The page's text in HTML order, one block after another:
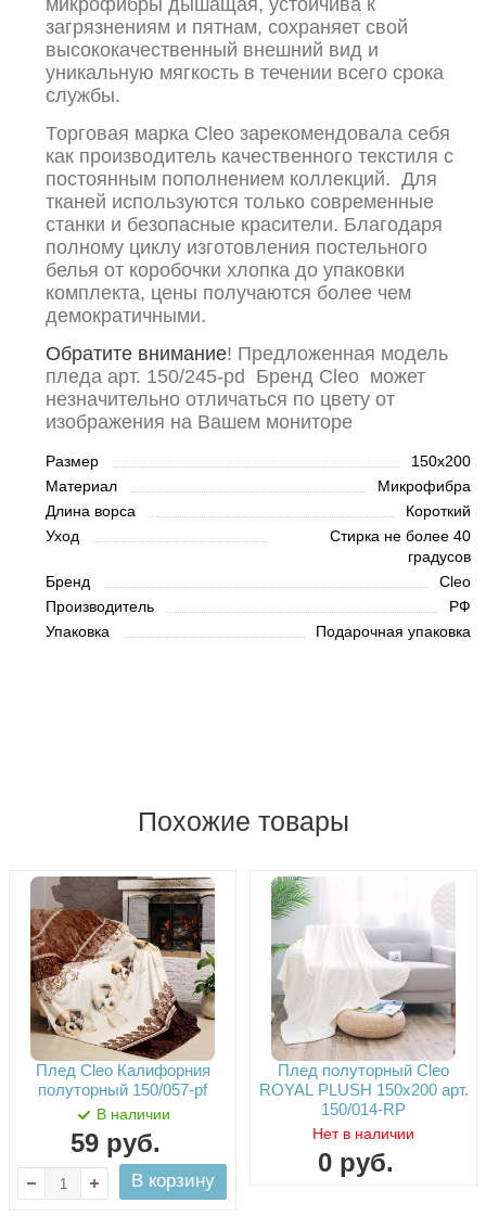
микрофибры дышащая, устойчива к
загрязнениям и пятнам, сохраняет свой
высококачественный внешний вид и
уникальную мягкость в течении всего срока
службы.
Торговая марка Cleo зарекомендовала себя
как производитель качественного текстиля с
постоянным пополнением коллекций. Для
тканей используются только современные
станки и безопасные красители. Благодаря
полному циклу изготовления постельного
белья от коробочки хлопка до упаковки
комплекта, цены получаются более чем
демократичными.
Обратите внимание! Предложенная модель
пледа арт. 150/245-pd Бренд Cleo может
незначительно отличаться по цвету от
изображения на Вашем мониторе
Размер
150х200
Материал
Микрофибра
Длина ворса
Короткий
Уход
Стирка не более 40
градусов
Бренд
Cleo
Производитель
РФ
Упаковка
Подарочная упаковка
Похожие товары
Плед Cleo Калифорния
полуторный 150/057-pf
В наличии
59руб.
В корзину
Плед полуторный Cleo
ROYAL PLUSH 150х200 арт.
150/014-RP
Нет в наличии
0 руб.